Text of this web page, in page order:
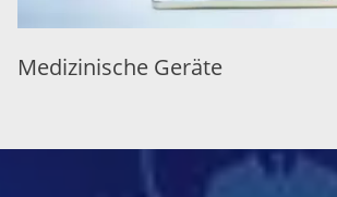
Medizinische Geräte